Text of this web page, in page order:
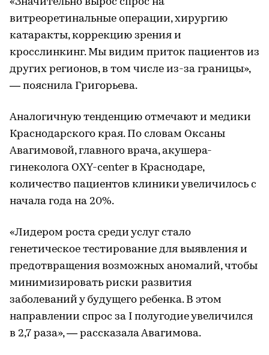
витреоретинальные операции, хирургию
катаракты, коррекцию зрения и
кросслинкинг. Мы видим приток пациентов из
других регионов, в том числе из-за границы»,
— пояснила Григорьева.
Аналогичную тенденцию отмечают и медики
Краснодарского края. По словам Оксаны
Авагимовой, главного врача, акушера-
гинеколога OXY-center в Краснодаре,
количество пациентов клиники увеличилось с
начала года на 20%.
«Лидером роста среди услуг стало
генетическое тестирование для выявления и
предотвращения возможных аномалий, чтобы
минимизировать риски развития
заболеваний у будущего ребенка. В этом
направлении спрос за I полугодие увеличился
в 2,7 раза», — рассказала Авагимова.